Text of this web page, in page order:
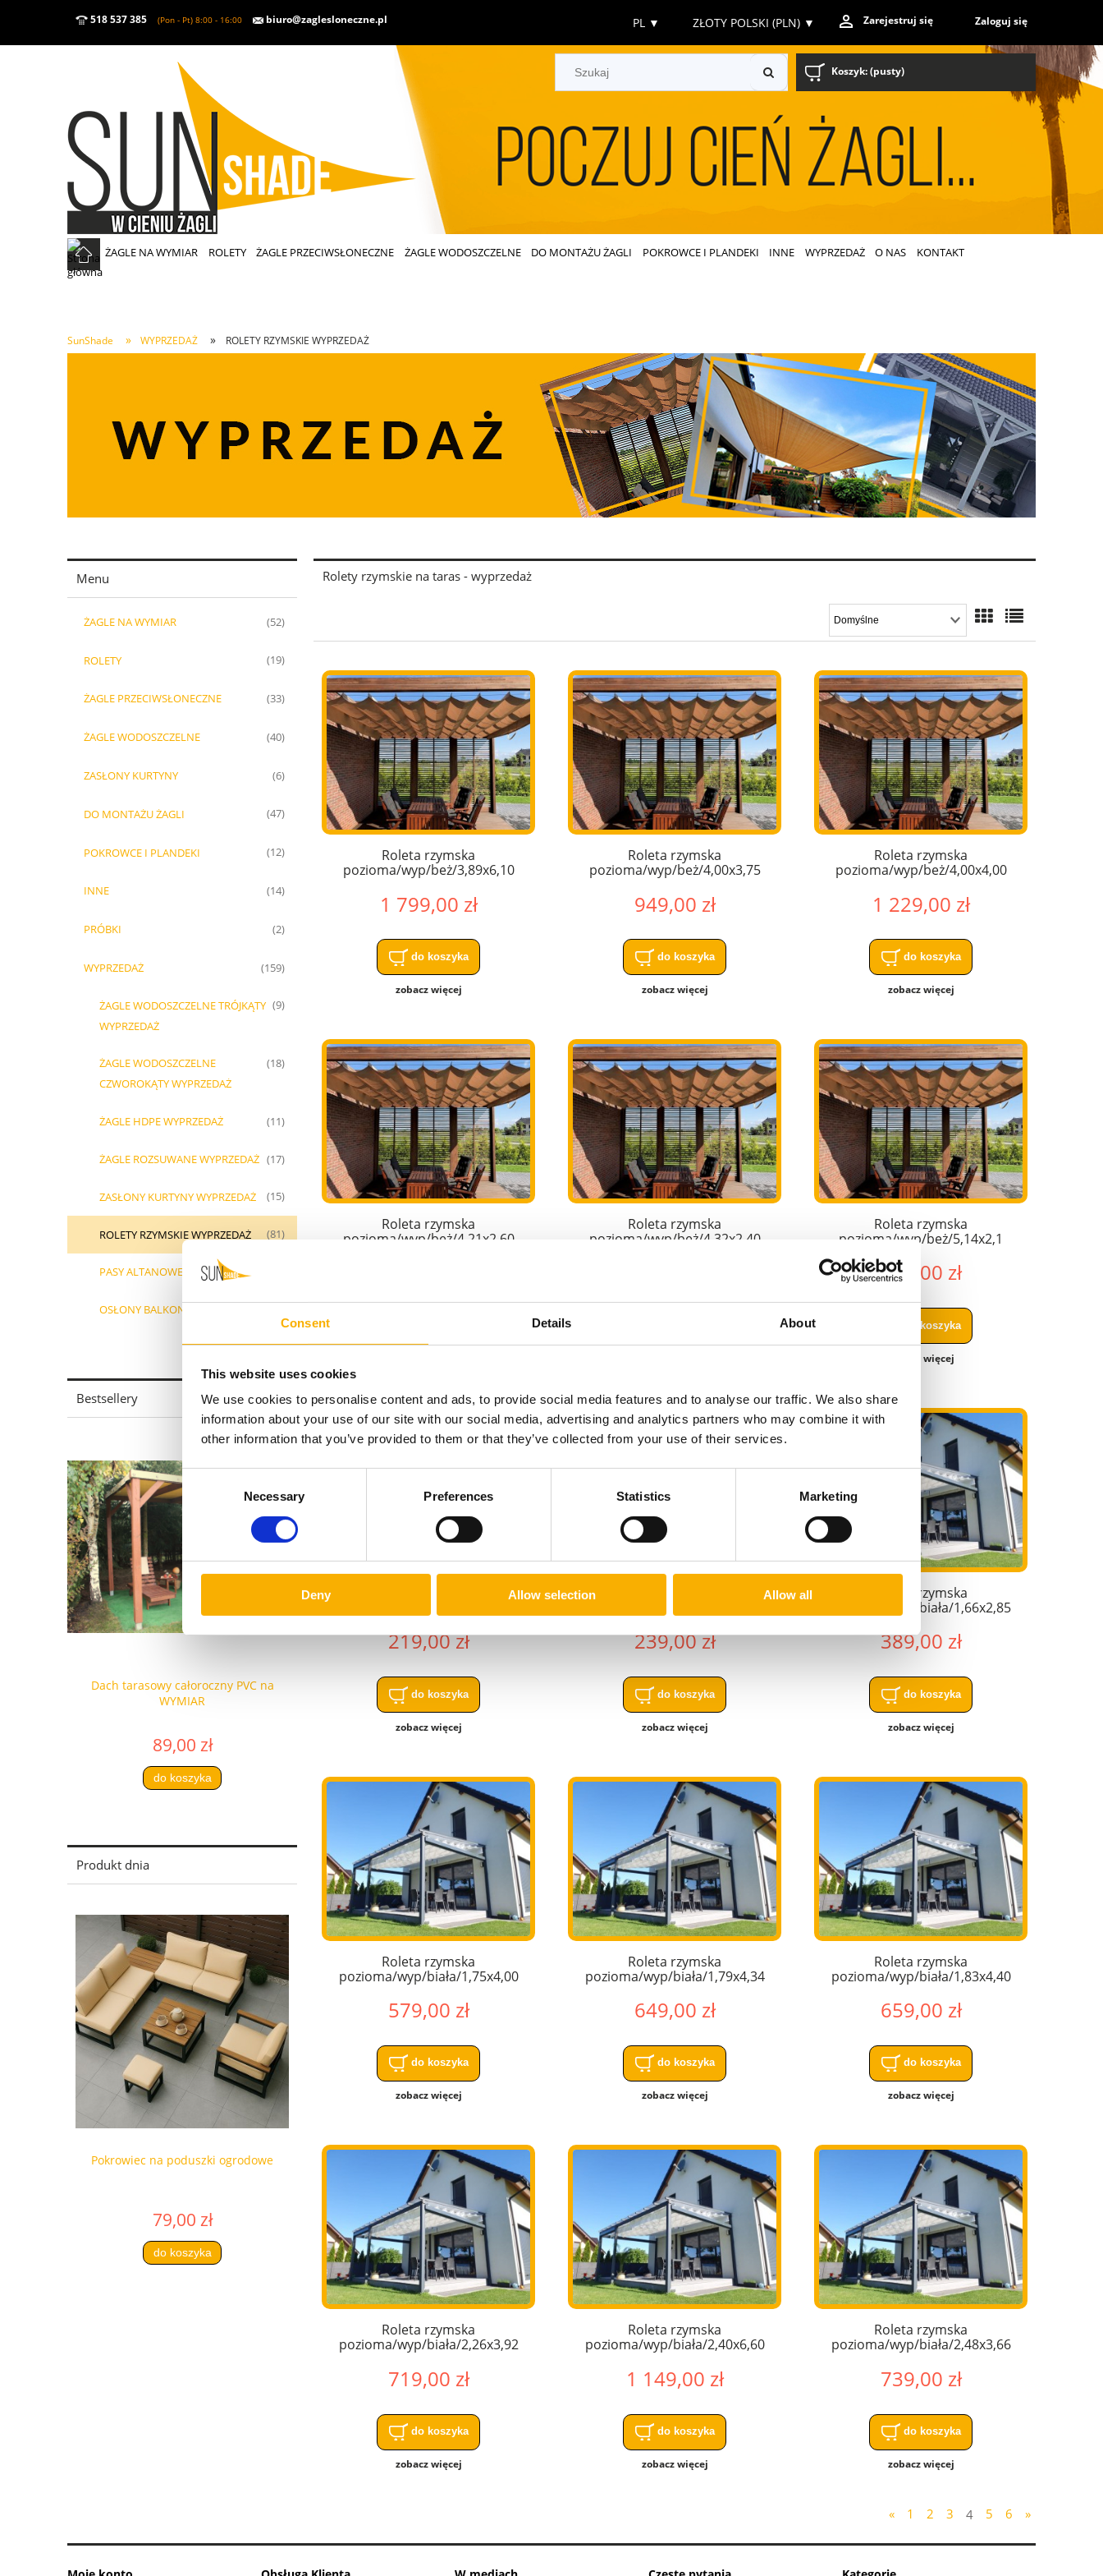
Consent Details About
This website uses cookies
We use cookies to personalise content and ads, to provide social media features and to analyse our traffic. We also share
information about your use of our site with our social media, advertising and analytics partners who may combine it with
other information that you’ve provided to them or that they’ve collected from your use of their services.
Consent
Selection
Necessary Preferences Statistics Marketing
Deny Allow selection Allow all
518 537 385 (Pon - Pt) 8:00 - 16:00 biuro@zaglesloneczne.pl Zarejestruj się Zaloguj się
ZŁOTY POLSKI (PLN) ▼
PL ▼
Koszyk:(pusty)
ŻAGLE NA WYMIAR ROLETY ŻAGLE PRZECIWSŁONECZNE ŻAGLE WODOSZCZELNE DO MONTAŻU ŻAGLI POKROWCE I PLANDEKI INNE WYPRZEDAŻ O NAS KONTAKT
SunShade » WYPRZEDAŻ » ROLETY RZYMSKIE WYPRZEDAŻ
Menu
ŻAGLE NA WYMIAR (52)
ROLETY (19)
ŻAGLE PRZECIWSŁONECZNE (33)
ŻAGLE WODOSZCZELNE (40)
ZASŁONY KURTYNY (6)
DO MONTAŻU ŻAGLI (47)
POKROWCE I PLANDEKI (12)
INNE (14)
PRÓBKI (2)
WYPRZEDAŻ (159)
ŻAGLE WODOSZCZELNE TRÓJKĄTY
WYPRZEDAŻ
(9)
ŻAGLE WODOSZCZELNE
CZWOROKĄTY WYPRZEDAŻ
(18)
ŻAGLE HDPE WYPRZEDAŻ (11)
ŻAGLE ROZSUWANE WYPRZEDAŻ (17)
ZASŁONY KURTYNY WYPRZEDAŻ (15)
ROLETY RZYMSKIE WYPRZEDAŻ (81)
PASY ALTANOWE WYPRZEDAŻ
OSŁONY BALKONOWE WYPRZEDAŻ
Bestsellery
Dach tarasowy całoroczny PVC na
WYMIAR
89,00 zł
do koszyka
Roleta rzymska pozioma premium Decor
NA WYMIAR
do koszyka
Osłona tarasowa przeźroczysta NA
WYMIAR
do koszyka
Żagiel graficzny wodoszczelny NA
WYMIAR
do koszyka
Produkt dnia
Pokrowiec na poduszki ogrodowe
79,00 zł
do koszyka
Rolety rzymskie na taras - wyprzedaż
Roleta rzymska
pozioma/wyp/beż/3,89x6,10
1 799,00 zł
do koszyka
zobacz więcej
Roleta rzymska
pozioma/wyp/beż/4,00x3,75
949,00 zł
do koszyka
zobacz więcej
Roleta rzymska
pozioma/wyp/beż/4,00x4,00
1 229,00 zł
do koszyka
zobacz więcej
Roleta rzymska
pozioma/wyp/beż/4,21x2,60
Roleta rzymska
pozioma/wyp/beż/4,32x2,40
Roleta rzymska
pozioma/wyp/beż/5,14x2,1
879,00 zł
do koszyka
zobacz więcej
219,00 zł
do koszyka
zobacz więcej
239,00 zł
do koszyka
zobacz więcej
Roleta rzymska
pozioma/wyp/biała/1,66x2,85
389,00 zł
do koszyka
zobacz więcej
Roleta rzymska
pozioma/wyp/biała/1,75x4,00
579,00 zł
do koszyka
zobacz więcej
Roleta rzymska
pozioma/wyp/biała/1,79x4,34
649,00 zł
do koszyka
zobacz więcej
Roleta rzymska
pozioma/wyp/biała/1,83x4,40
659,00 zł
do koszyka
zobacz więcej
Roleta rzymska
pozioma/wyp/biała/2,26x3,92
719,00 zł
do koszyka
zobacz więcej
Roleta rzymska
pozioma/wyp/biała/2,40x6,60
1 149,00 zł
do koszyka
zobacz więcej
Roleta rzymska
pozioma/wyp/biała/2,48x3,66
739,00 zł
do koszyka
zobacz więcej
« 1 2 3 4 5 6 »